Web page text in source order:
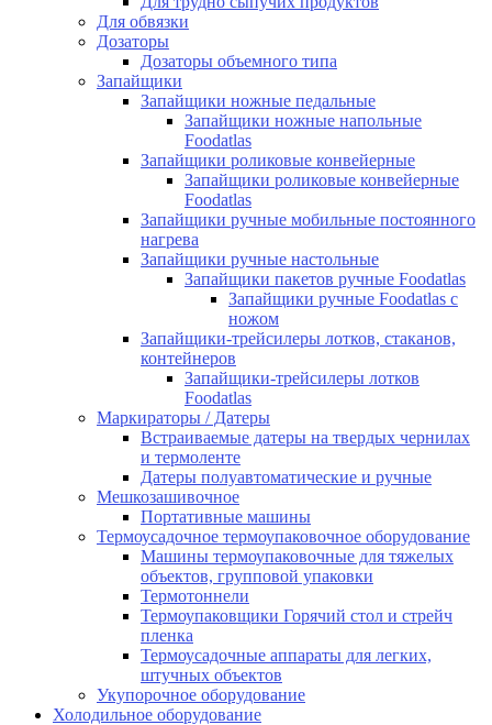
Для обвязки
Дозаторы
Дозаторы объемного типа
Запайщики
Запайщики ножные педальные
Запайщики ножные напольные
Foodatlas
Запайщики роликовые конвейерные
Запайщики роликовые конвейерные
Foodatlas
Запайщики ручные мобильные постоянного
нагрева
Запайщики ручные настольные
Запайщики пакетов ручные Foodatlas
Запайщики ручные Foodatlas с
ножом
Запайщики-трейсилеры лотков, стаканов,
контейнеров
Запайщики-трейсилеры лотков
Foodatlas
Маркираторы / Датеры
Встраиваемые датеры на твердых чернилах
и термоленте
Датеры полуавтоматические и ручные
Мешкозашивочное
Портативные машины
Термоусадочное термоупаковочное оборудование
Машины термоупаковочные для тяжелых
объектов, групповой упаковки
Термотоннели
Термоупаковщики Горячий стол и стрейч
пленка
Термоусадочные аппараты для легких,
штучных объектов
Укупорочное оборудование
Холодильное оборудование